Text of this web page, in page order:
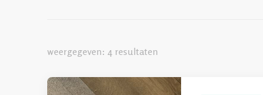
weergegeven: 4 resultaten